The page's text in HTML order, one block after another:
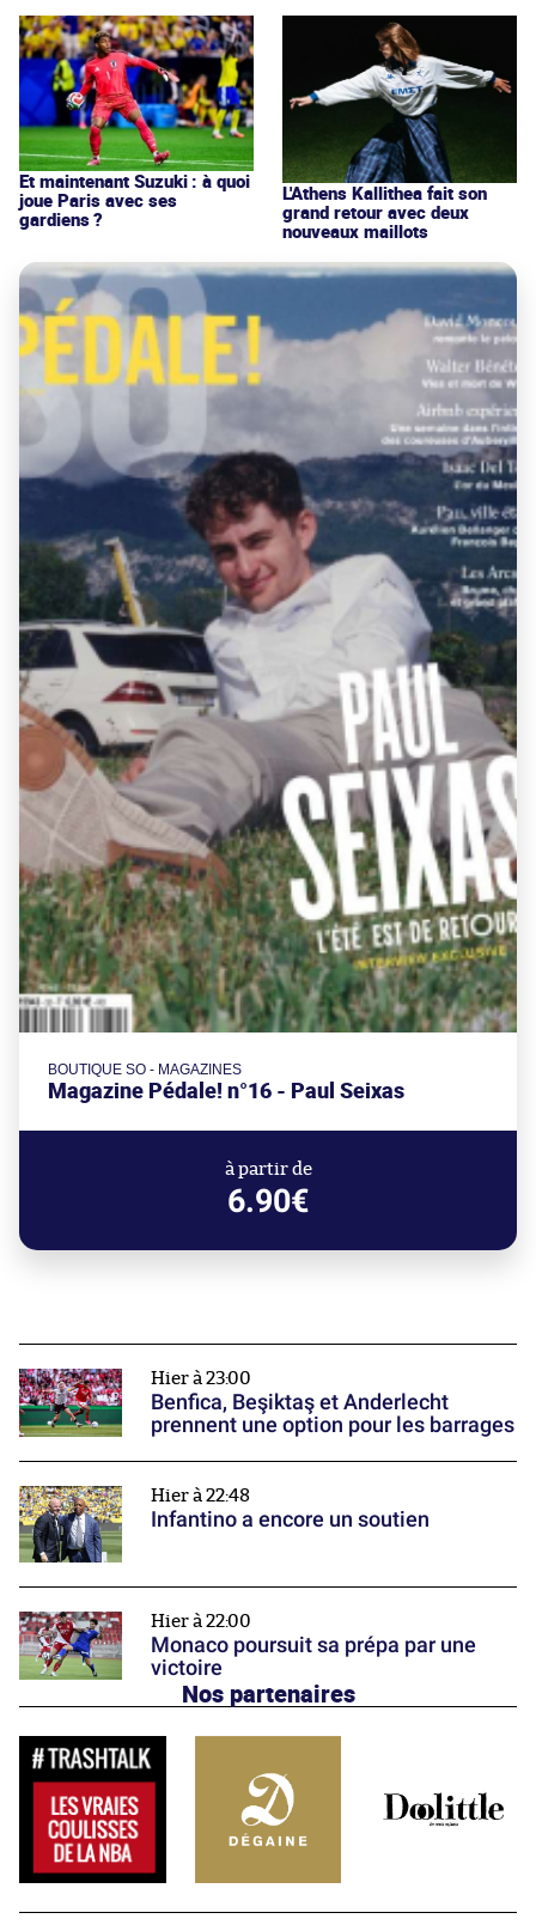
Et maintenant Suzuki : à quoi
joue Paris avec ses
gardiens ?
L'Athens Kallithea fait son
grand retour avec deux
nouveaux maillots
BOUTIQUE SO - MAGAZINES
Magazine Pédale! n°16 - Paul Seixas
à partir de
6.90€
Hier à 23:00
Benfica, Beşiktaş et Anderlecht
prennent une option pour les barrages
Hier à 22:48
Infantino a encore un soutien
Hier à 22:00
Monaco poursuit sa prépa par une
victoire
Nos partenaires